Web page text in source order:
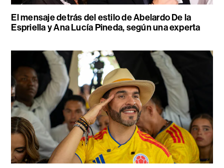
El mensaje detrás del estilo de Abelardo De la
Espriella y Ana Lucía Pineda, según una experta